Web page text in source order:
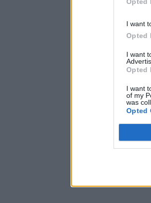
I want
Opted
I want
Opted
I want
of my
was
Opted